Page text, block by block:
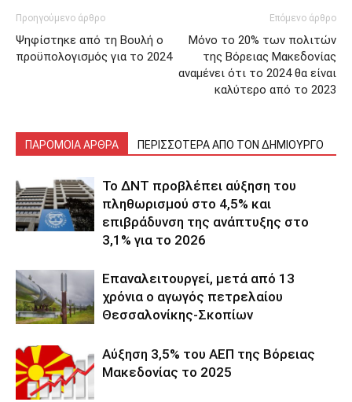
Προηγούμενο άρθρο
Ψηφίστηκε από τη Βουλή ο
προϋπολογισμός για το 2024
Επόμενο άρθρο
Μόνο το 20% των πολιτών
της Βόρειας Μακεδονίας
αναμένει ότι το 2024 θα είναι
καλύτερο από το 2023
ΠΑΡΟΜΟΙΑ ΑΡΘΡΑ ΠΕΡΙΣΣΟΤΕΡΑ ΑΠΟ ΤΟΝ ΔΗΜΙΟΥΡΓΟ
Το ΔΝΤ προβλέπει αύξηση του
πληθωρισμού στο 4,5% και
επιβράδυνση της ανάπτυξης στο
3,1% για το 2026
Επαναλειτουργεί, μετά από 13
χρόνια ο αγωγός πετρελαίου
Θεσσαλονίκης-Σκοπίων
Αύξηση 3,5% του ΑΕΠ της Βόρειας
Μακεδονίας το 2025